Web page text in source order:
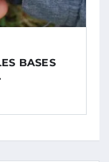
BASES